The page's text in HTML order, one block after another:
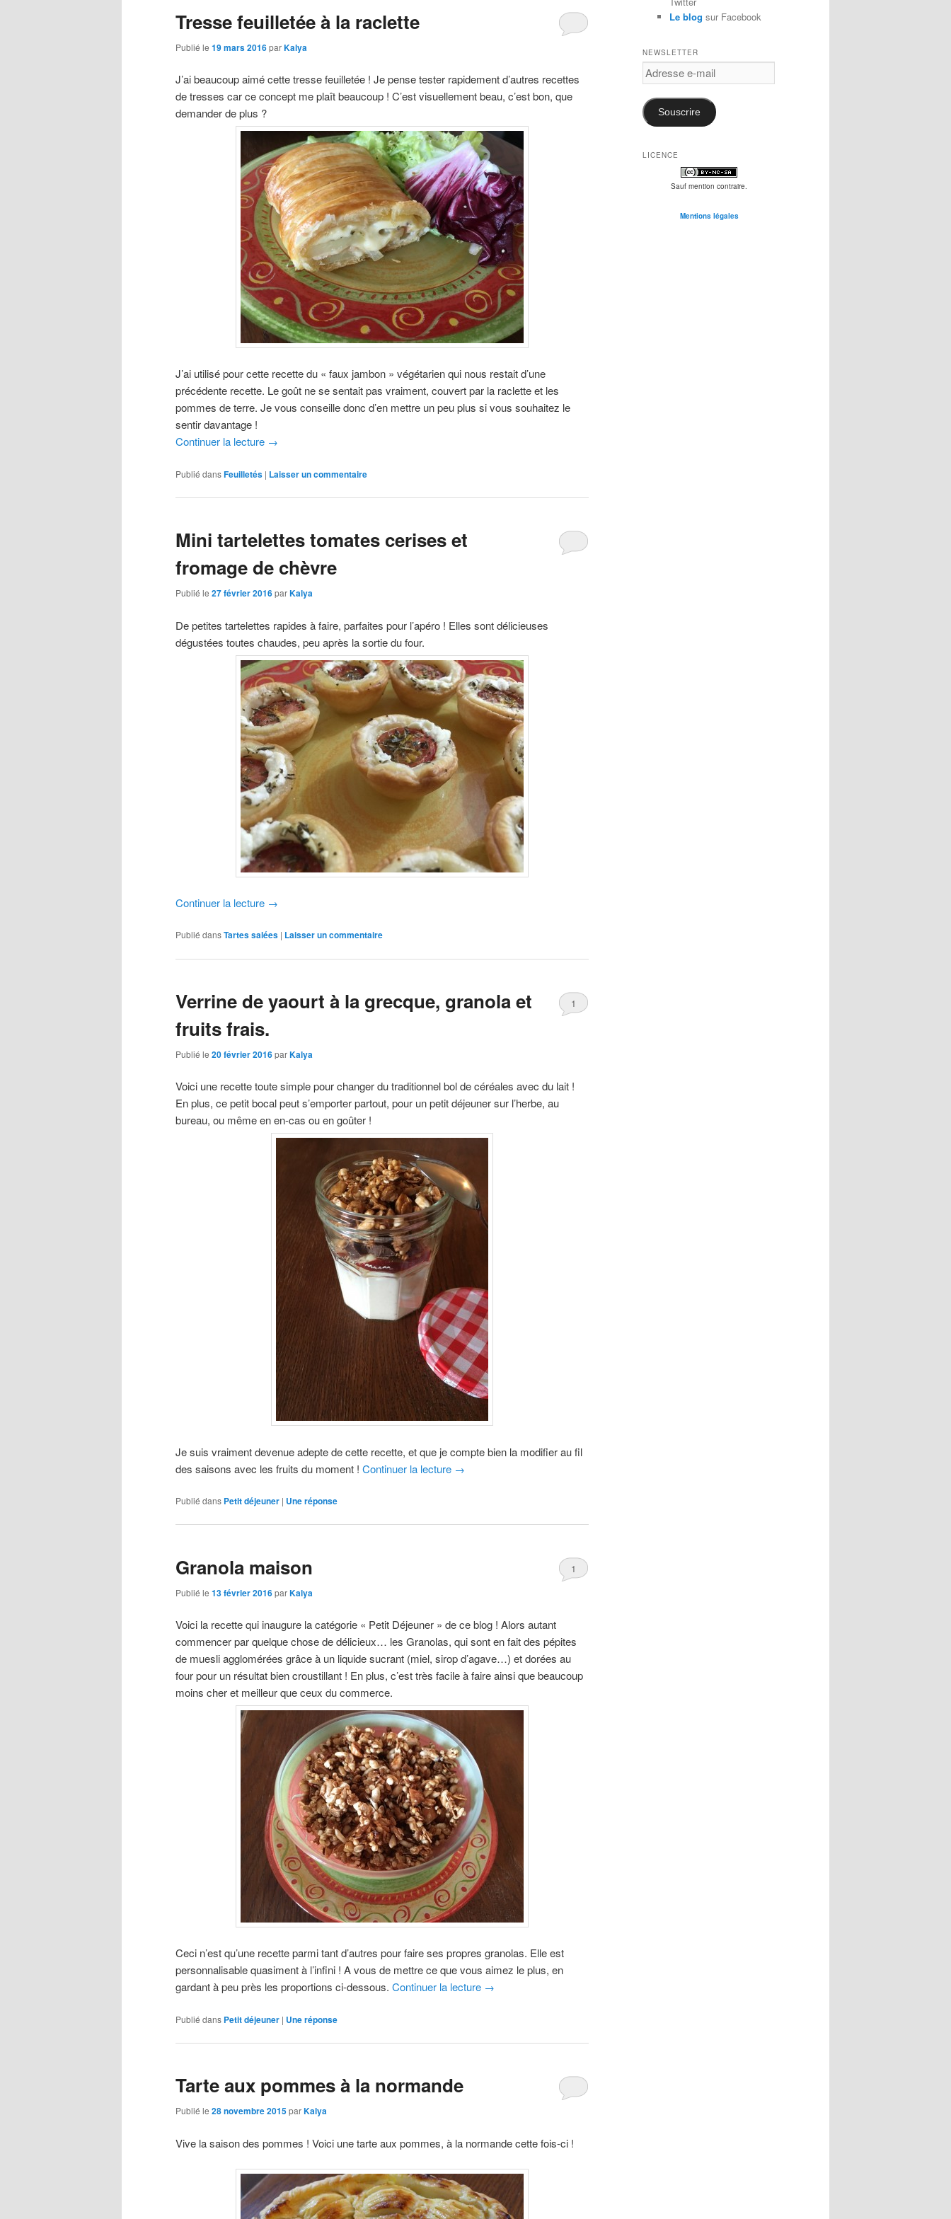
Tresse feuilletée à la raclette
Publié le 19 mars 2016parKalya
J’ai beaucoup aimé cette tresse feuilletée ! Je pense tester rapidement d’autres recettes
de tresses car ce concept me plaît beaucoup ! C’est visuellement beau, c’est bon, que
demander de plus ?
J’ai utilisé pour cette recette du « faux jambon » végétarien qui nous restait d’une
précédente recette. Le goût ne se sentait pas vraiment, couvert par la raclette et les
pommes de terre. Je vous conseille donc d’en mettre un peu plus si vous souhaitez le
sentir davantage !
Continuer la lecture →
Publié dansFeuilletés | Laisser un commentaire
Mini tartelettes tomates cerises et
fromage de chèvre
Publié le 27 février 2016parKalya
De petites tartelettes rapides à faire, parfaites pour l’apéro ! Elles sont délicieuses
dégustées toutes chaudes, peu après la sortie du four.
Continuer la lecture →
Publié dansTartes salées | Laisser un commentaire
Verrine de yaourt à la grecque, granola et
fruits frais.
Publié le 20 février 2016parKalya
1
Voici une recette toute simple pour changer du traditionnel bol de céréales avec du lait !
En plus, ce petit bocal peut s’emporter partout, pour un petit déjeuner sur l’herbe, au
bureau, ou même en en-cas ou en goûter !
Je suis vraiment devenue adepte de cette recette, et que je compte bien la modifier au fil
des saisons avec les fruits du moment ! Continuer la lecture →
Publié dans Petit déjeuner | Uneréponse
Granola maison
Publié le 13 février 2016parKalya
1
Voici la recette qui inaugure la catégorie « Petit Déjeuner » de ce blog ! Alors autant
commencer par quelque chose de délicieux… les Granolas, qui sont en fait des pépites
de muesli agglomérées grâce à un liquide sucrant (miel, sirop d’agave…) et dorées au
four pour un résultat bien croustillant ! En plus, c’est très facile à faire ainsi que beaucoup
moins cher et meilleur que ceux du commerce.
Ceci n’est qu’une recette parmi tant d’autres pour faire ses propres granolas. Elle est
personnalisable quasiment à l’infini ! A vous de mettre ce que vous aimez le plus, en
gardant à peu près les proportions ci-dessous. Continuer la lecture →
Publié dans Petit déjeuner | Uneréponse
Tarte aux pommes à la normande
Publié le 28 novembre 2015parKalya
Vive la saison des pommes ! Voici une tarte aux pommes, à la normande cette fois-ci !
Le blog sur Facebook
NEWSLETTER
Adresse
e-
Souscrire
LICENCE
Sauf mention contraire.
Mentions légales